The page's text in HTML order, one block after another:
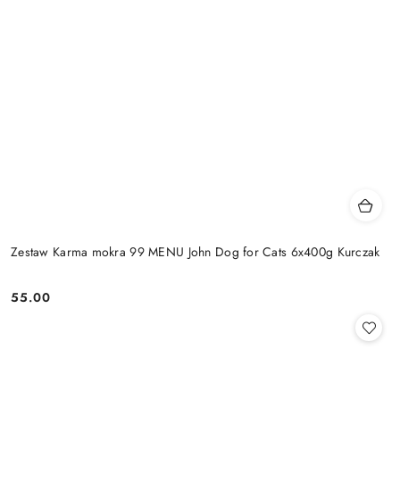
Zestaw Karma mokra 99 MENU John Dog for Cats 6x400g Kurczak
Cena:
55.00